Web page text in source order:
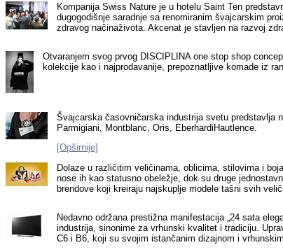
Kompanija Swiss Nature je u hotelu Saint Ten
dugogodišnje saradnje sa renomiranimšvajcarskim
zdravognačinaživota. Akcenat je stavljen na razvoj
Otvaranjem svog prvog DISCIPLINA one stop shop
kolekcije kao i najprodavanije, prepoznatljive komade iz
Švajcarskačasovničarska industrija svetu predstavlja
Parmigiani, Montblanc,Oris, EberhardiHautlence.
[Opširnije]
Dolaze u različitim veličinama, oblicima, stilovima i
nose ih kao statusno obeležje, dok su druge
brendove koji kreiraju najskuplje modele tašni svih
Nedavno održana prestižna manifestacija „24 sata
industrija, sinonime za vrhunski kvalitet i tradiciju.
C6 i B6, koji su svojim istančanim dizajnom i